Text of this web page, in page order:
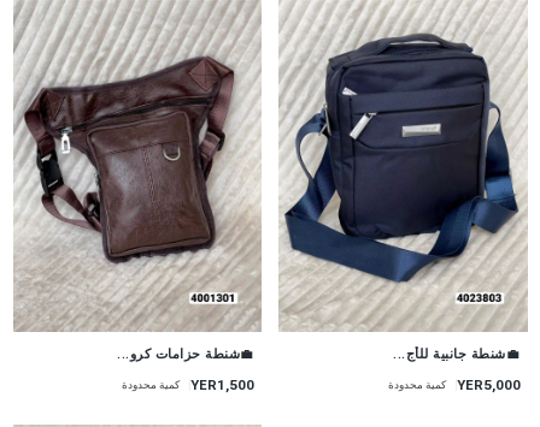
💼شنطة جانبية للأج...
YER5,000 كمية محدودة
💼شنطة حزامات كرو...
YER1,500 كمية محدودة